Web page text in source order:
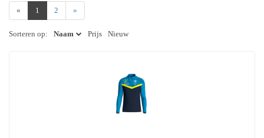
« 1 2 »
Sorteren op: Naam Prijs Nieuw